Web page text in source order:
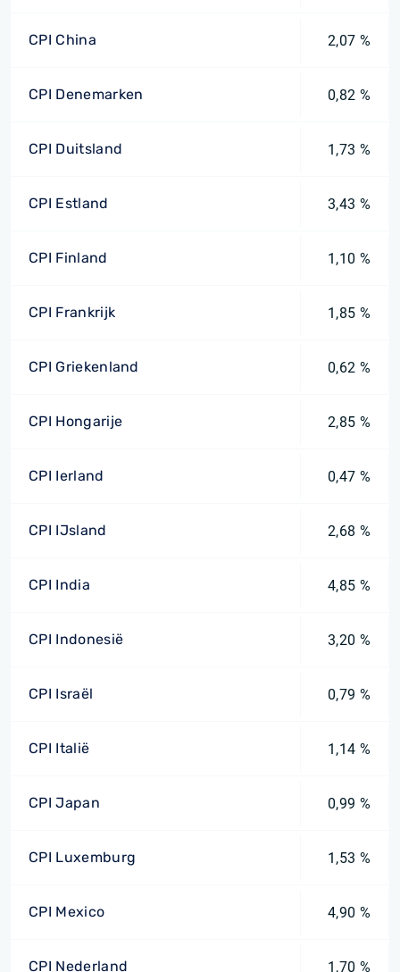
CPI China 2,07 %
CPI Denemarken 0,82 %
CPI Duitsland 1,73 %
CPI Estland 3,43 %
CPI Finland 1,10 %
CPI Frankrijk 1,85 %
CPI Griekenland 0,62 %
CPI Hongarije 2,85 %
CPI Ierland 0,47 %
CPI IJsland 2,68 %
CPI India 4,85 %
CPI Indonesië 3,20 %
CPI Israël 0,79 %
CPI Italië 1,14 %
CPI Japan 0,99 %
CPI Luxemburg 1,53 %
CPI Mexico 4,90 %
CPI Nederland 1,70 %